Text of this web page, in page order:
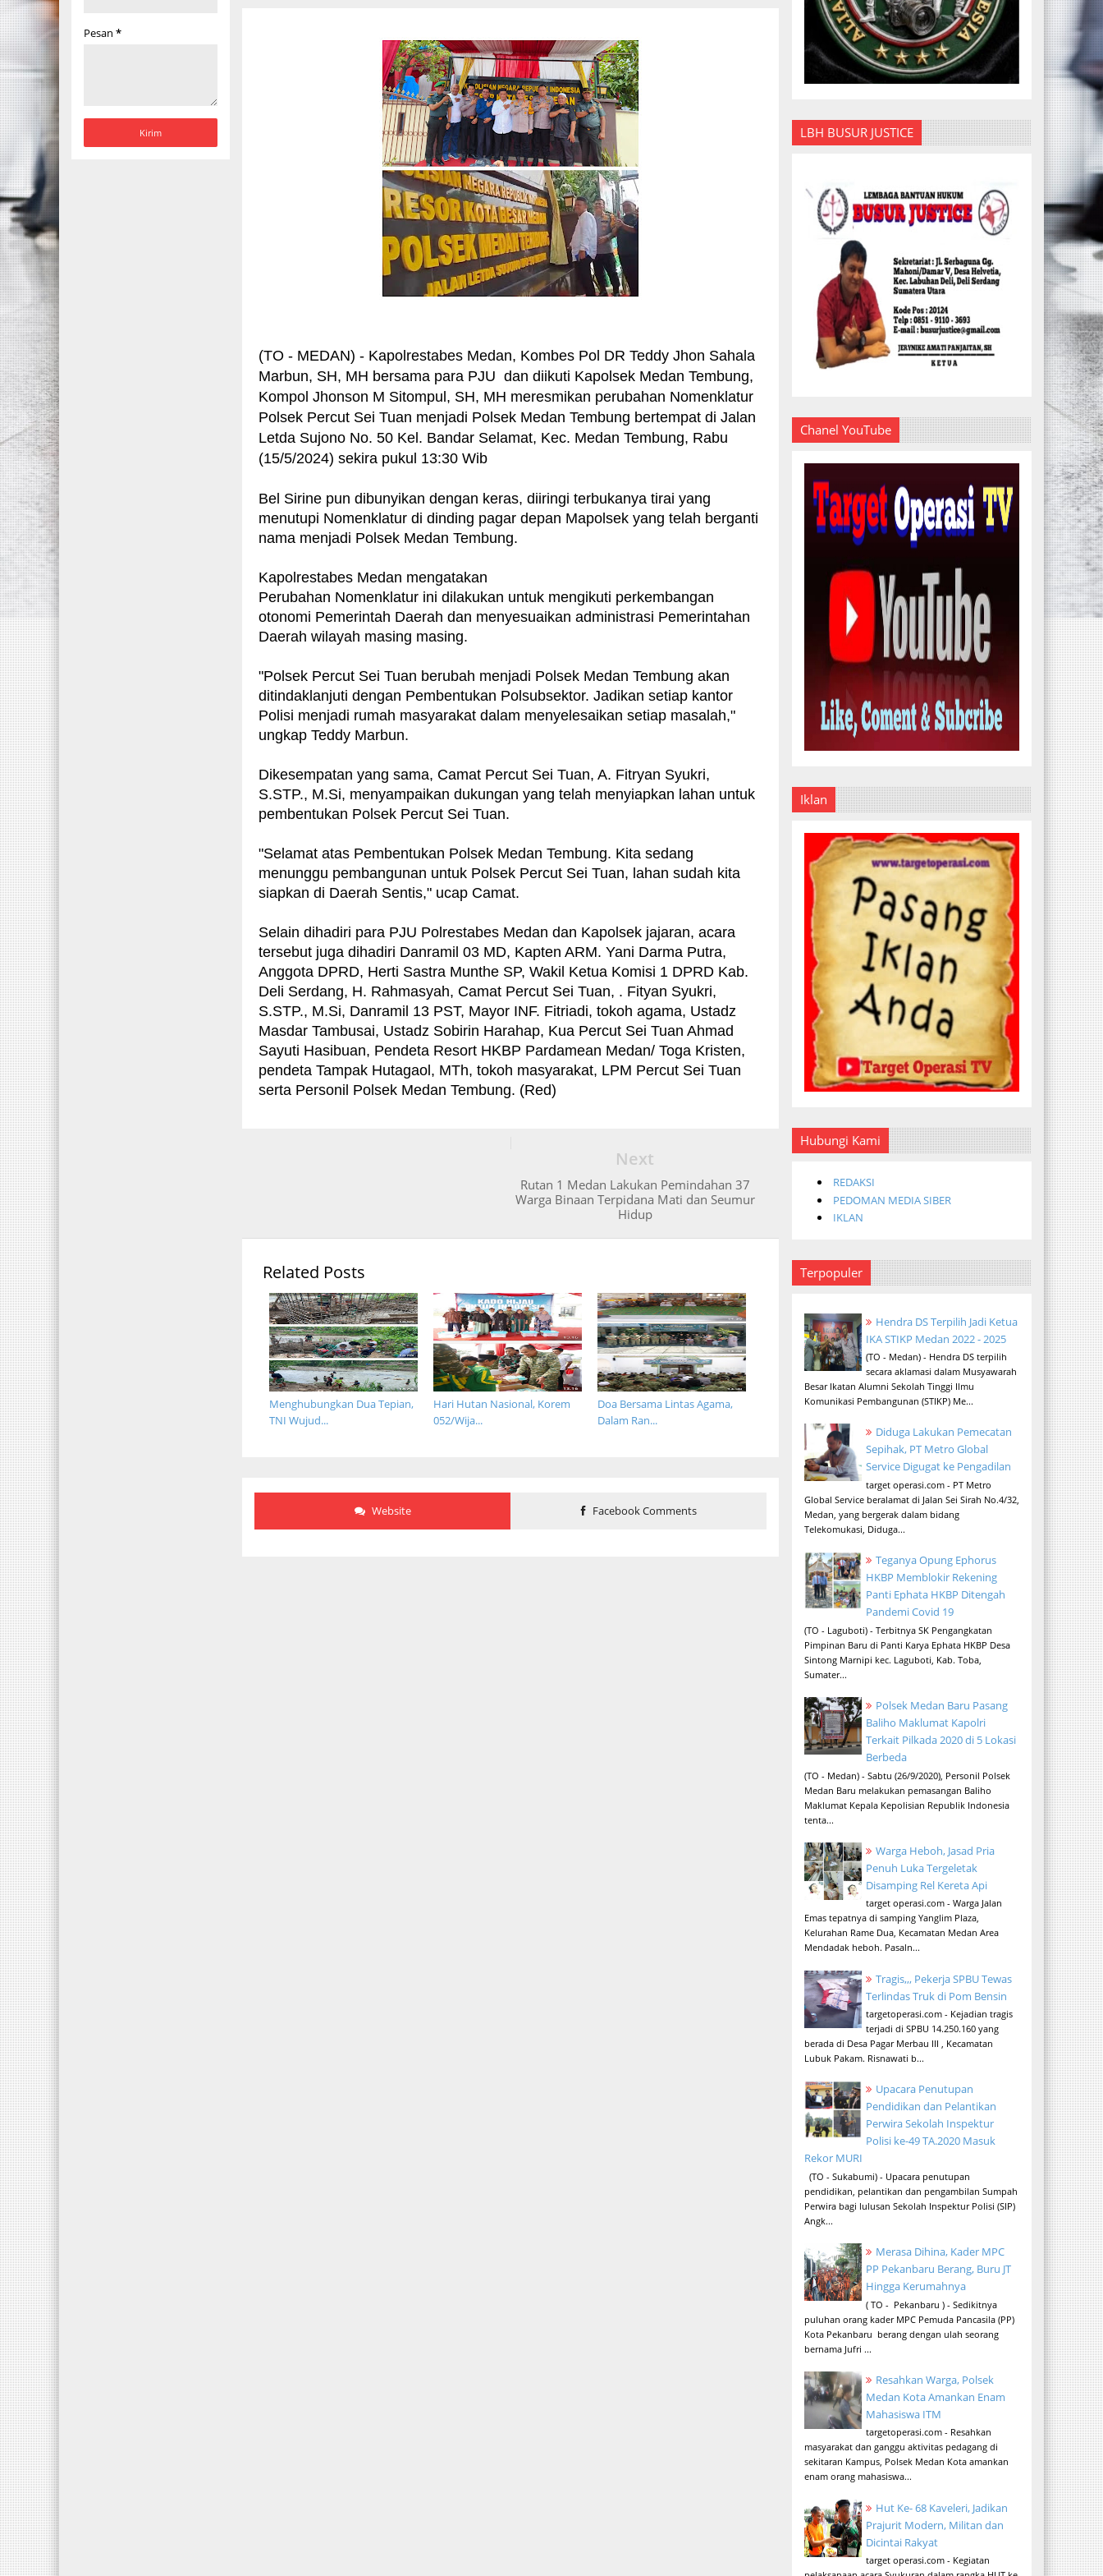
Pesan *
(TO - MEDAN) - Kapolrestabes Medan, Kombes Pol DR Teddy Jhon Sahala
Marbun, SH, MH bersama para PJU dan diikuti Kapolsek Medan Tembung,
Kompol Jhonson M Sitompul, SH, MH meresmikan perubahan Nomenklatur
Polsek Percut Sei Tuan menjadi Polsek Medan Tembung bertempat di Jalan
Letda Sujono No. 50 Kel. Bandar Selamat, Kec. Medan Tembung, Rabu
(15/5/2024) sekira pukul 13:30 Wib
Bel Sirine pun dibunyikan dengan keras, diiringi terbukanya tirai yang
menutupi Nomenklatur di dinding pagar depan Mapolsek yang telah berganti
nama menjadi Polsek Medan Tembung.
Kapolrestabes Medan mengatakan
Perubahan Nomenklatur ini dilakukan untuk mengikuti perkembangan
otonomi Pemerintah Daerah dan menyesuaikan administrasi Pemerintahan
Daerah wilayah masing masing.
"Polsek Percut Sei Tuan berubah menjadi Polsek Medan Tembung akan
ditindaklanjuti dengan Pembentukan Polsubsektor. Jadikan setiap kantor
Polisi menjadi rumah masyarakat dalam menyelesaikan setiap masalah,"
ungkap Teddy Marbun.
Dikesempatan yang sama, Camat Percut Sei Tuan, A. Fitryan Syukri,
S.STP., M.Si, menyampaikan dukungan yang telah menyiapkan lahan untuk
pembentukan Polsek Percut Sei Tuan.
"Selamat atas Pembentukan Polsek Medan Tembung. Kita sedang
menunggu pembangunan untuk Polsek Percut Sei Tuan, lahan sudah kita
siapkan di Daerah Sentis," ucap Camat.
Selain dihadiri para PJU Polrestabes Medan dan Kapolsek jajaran, acara
tersebut juga dihadiri Danramil 03 MD, Kapten ARM. Yani Darma Putra,
Anggota DPRD, Herti Sastra Munthe SP, Wakil Ketua Komisi 1 DPRD Kab.
Deli Serdang, H. Rahmasyah, Camat Percut Sei Tuan, . Fityan Syukri,
S.STP., M.Si, Danramil 13 PST, Mayor INF. Fitriadi, tokoh agama, Ustadz
Masdar Tambusai, Ustadz Sobirin Harahap, Kua Percut Sei Tuan Ahmad
Sayuti Hasibuan, Pendeta Resort HKBP Pardamean Medan/ Toga Kristen,
pendeta Tampak Hutagaol, MTh, tokoh masyarakat, LPM Percut Sei Tuan
serta Personil Polsek Medan Tembung. (Red)
Next
Rutan 1 Medan Lakukan Pemindahan 37
Warga Binaan Terpidana Mati dan Seumur
Hidup
Related Posts
Doa Bersama Lintas Agama,
Dalam Ran...
Hari Hutan Nasional, Korem
052/Wija...
Menghubungkan Dua Tepian,
TNI Wujud...
Website Facebook Comments
LBH BUSUR JUSTICE
Chanel YouTube
Iklan
Hubungi Kami
REDAKSI
PEDOMAN MEDIA SIBER
IKLAN
Terpopuler
Hendra DS Terpilih Jadi Ketua
IKA STIKP Medan 2022 - 2025
(TO - Medan) - Hendra DS terpilih
secara aklamasi dalam Musyawarah
Besar Ikatan Alumni Sekolah Tinggi Ilmu
Komunikasi Pembangunan (STIKP) Me...
Diduga Lakukan Pemecatan
Sepihak, PT Metro Global
Service Digugat ke Pengadilan
target operasi.com - PT Metro
Global Service beralamat di Jalan Sei Sirah No.4/32,
Medan, yang bergerak dalam bidang
Telekomukasi, Diduga...
Teganya Opung Ephorus
HKBP Memblokir Rekening
Panti Ephata HKBP Ditengah
Pandemi Covid 19
(TO - Laguboti) - Terbitnya SK Pengangkatan
Pimpinan Baru di Panti Karya Ephata HKBP Desa
Sintong Marnipi kec. Laguboti, Kab. Toba,
Sumater...
Polsek Medan Baru Pasang
Baliho Maklumat Kapolri
Terkait Pilkada 2020 di 5 Lokasi
Berbeda
(TO - Medan) - Sabtu (26/9/2020), Personil Polsek
Medan Baru melakukan pemasangan Baliho
Maklumat Kepala Kepolisian Republik Indonesia
tenta...
Warga Heboh, Jasad Pria
Penuh Luka Tergeletak
Disamping Rel Kereta Api
target operasi.com - Warga Jalan
Emas tepatnya di samping Yanglim Plaza,
Kelurahan Rame Dua, Kecamatan Medan Area
Mendadak heboh. Pasaln...
Tragis,,, Pekerja SPBU Tewas
Terlindas Truk di Pom Bensin
targetoperasi.com - Kejadian tragis
terjadi di SPBU 14.250.160 yang
berada di Desa Pagar Merbau III , Kecamatan
Lubuk Pakam. Risnawati b...
Upacara Penutupan
Pendidikan dan Pelantikan
Perwira Sekolah Inspektur
Polisi ke-49 TA.2020 Masuk
Rekor MURI
(TO - Sukabumi) - Upacara penutupan
pendidikan, pelantikan dan pengambilan Sumpah
Perwira bagi lulusan Sekolah Inspektur Polisi (SIP)
Angk...
Merasa Dihina, Kader MPC
PP Pekanbaru Berang, Buru JT
Hingga Kerumahnya
( TO - Pekanbaru ) - Sedikitnya
puluhan orang kader MPC Pemuda Pancasila (PP)
Kota Pekanbaru berang dengan ulah seorang
bernama Jufri ...
Resahkan Warga, Polsek
Medan Kota Amankan Enam
Mahasiswa ITM
targetoperasi.com - Resahkan
masyarakat dan ganggu aktivitas pedagang di
sekitaran Kampus, Polsek Medan Kota amankan
enam orang mahasiswa...
Hut Ke- 68 Kaveleri, Jadikan
Prajurit Modern, Militan dan
Dicintai Rakyat
target operasi.com - Kegiatan